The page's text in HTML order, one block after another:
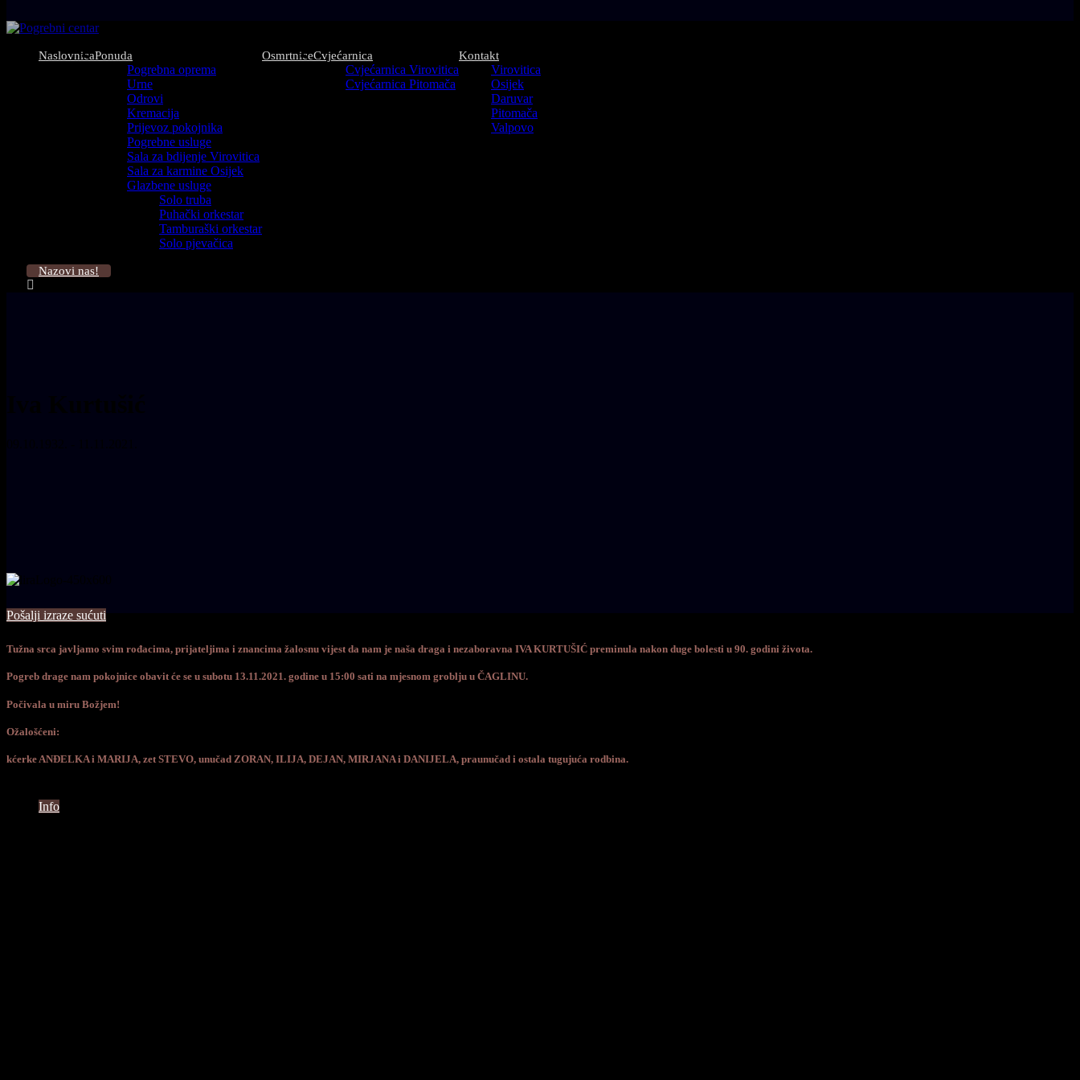
NaslovnicaPonuda
Pogrebna oprema
Urne
Odrovi
Kremacija
Prijevoz pokojnika
Pogrebne usluge
Sala za bdijenje Virovitica
Sala za karmine Osijek
Glazbene usluge
Solo truba
Puhački orkestar
Tamburaški orkestar
Solo pjevačica
OsmrtniceCvjećarnica
Cvjećarnica Virovitica
Cvjećarnica Pitomača
Kontakt
Virovitica
Osijek
Daruvar
Pitomača
Valpovo
Nazovi nas!
Pošalji izraze sućuti
Tužna srca javljamo svim rođacima, prijateljima i znancima žalosnu vijest da nam je naša draga i nezaboravna IVA KURTUŠIĆ preminula nakon duge bolesti u 90. godini života.
Pogreb drage nam pokojnice obavit će se u subotu 13.11.2021. godine u 15:00 sati na mjesnom groblju u ČAGLINU.
Počivala u miru Božjem!
Ožalošćeni:
kćerke ANĐELKA i MARIJA, zet STEVO, unučad ZORAN, ILIJA, DEJAN, MIRJANA i DANIJELA, praunučad i ostala tugujuća rodbina.
Info